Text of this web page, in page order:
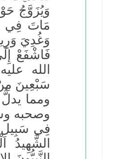
وَيُزَوَّجُ
مَاتَ فِي
وَغُدِيَ
فَاشْفَعْ
الله
سَبْعِينَ مِنْ
ومما
وصحبه
فِي سَبِيلِ